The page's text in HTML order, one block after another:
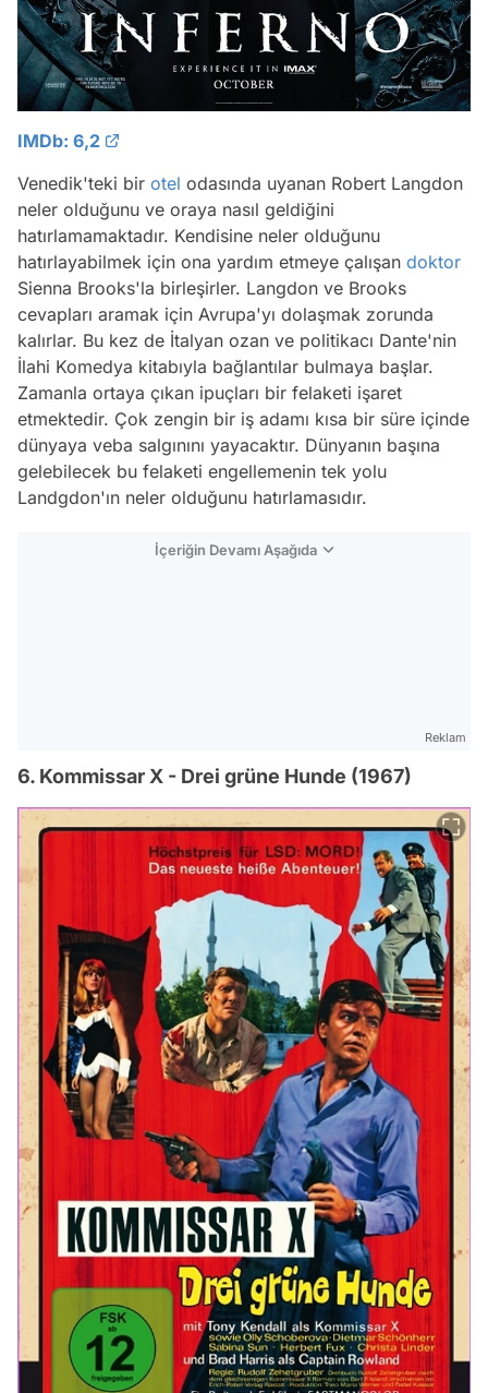
IMDb: 6,2
Venedik'teki bir otel odasında uyanan Robert Langdon
neler olduğunu ve oraya nasıl geldiğini
hatırlamamaktadır. Kendisine neler olduğunu
hatırlayabilmek için ona yardım etmeye çalışan doktor
Sienna Brooks'la birleşirler. Langdon ve Brooks
cevapları aramak için Avrupa'yı dolaşmak zorunda
kalırlar. Bu kez de İtalyan ozan ve politikacı Dante'nin
İlahi Komedya kitabıyla bağlantılar bulmaya başlar.
Zamanla ortaya çıkan ipuçları bir felaketi işaret
etmektedir. Çok zengin bir iş adamı kısa bir süre içinde
dünyaya veba salgınını yayacaktır. Dünyanın başına
gelebilecek bu felaketi engellemenin tek yolu
Landgdon'ın neler olduğunu hatırlamasıdır.
İçeriğin Devamı Aşağıda
Reklam
6. Kommissar X - Drei grüne Hunde (1967)